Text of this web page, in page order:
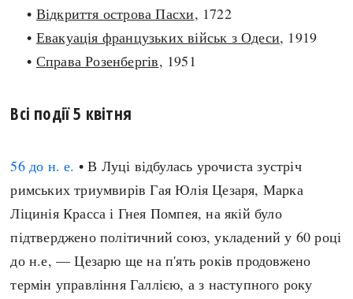
search
СЬОГОДНІ
ПРАВИЛА ЖИТТЯ
ВИ (НЕ) ЗНАЛИ
КАРТИ
НОТА БЕНЕ
ФОТОІСТОРІЇ
ІНФОГРАФІКА
ПРЯМА МОВА
МОЯ ІСТОРІЯ
• Відкриття острова Пасхи, 1722
• Евакуація французьких військ з Одеси, 1919
• Справа Розенбергів, 1951
Всі події 5 квітня
56 до н. е. • В Луці відбулась урочиста зустріч
римських триумвирів Гая Юлія Цезаря, Марка
Ліцинія Красса і Гнея Помпея, на якій було
підтверджено політичний союз, укладений у 60 році
до н.е, — Цезарю ще на п'ять років продовжено
термін управління Галлією, а з наступного року